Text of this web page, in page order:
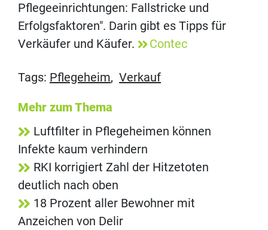
Pflegeeinrichtungen: Fallstricke und
Erfolgsfaktoren". Darin gibt es Tipps für
Verkäufer und Käufer.
Contec
Tags: Pflegeheim, Verkauf
Mehr zum Thema
Luftfilter in Pflegeheimen können
Infekte kaum verhindern
RKI korrigiert Zahl der Hitzetoten
deutlich nach oben
18 Prozent aller Bewohner mit
Anzeichen von Delir